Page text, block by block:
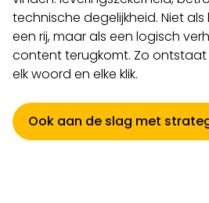
technische degelijkheid. Niet
een rij, maar als een logisch
content terugkomt. Zo ontstaat
elk woord en elke klik.
Ook aan de slag met